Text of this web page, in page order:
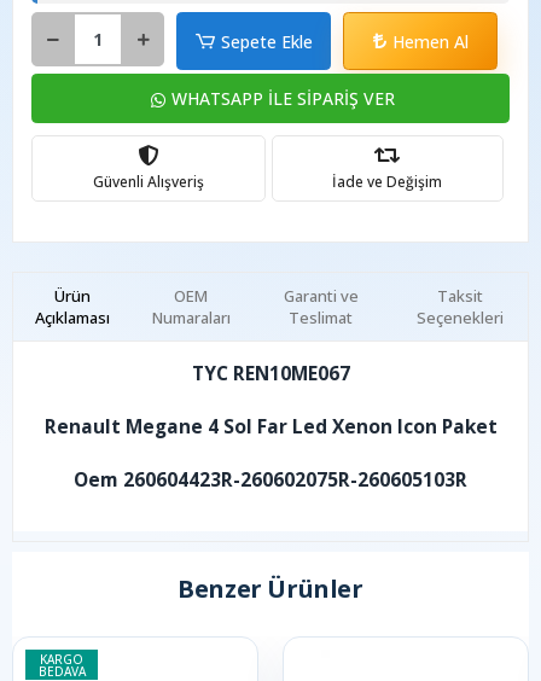
Sepete Ekle Hemen Al
WHATSAPP İLE SİPARİŞ VER
Güvenli Alışveriş İade ve Değişim
Ürün
Açıklaması
Garanti ve
Teslimat
Taksit
Seçenekleri
OEM
Numaraları
TYC REN10ME067
Renault Megane 4 Sol Far Led Xenon Icon Paket
Oem 260604423R-260602075R-260605103R
Benzer Ürünler
KARGO
BEDAVA